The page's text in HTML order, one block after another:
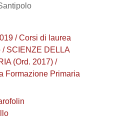
/ Corsi di laurea
SCIENZE DELLA
(Ord. 2017) /
Formazione Primaria